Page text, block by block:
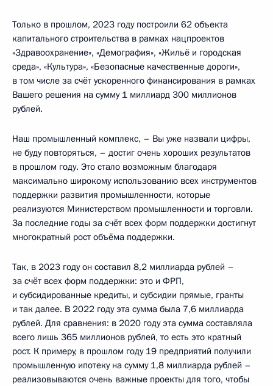
Только в прошлом, 2023 году построили 62 объекта
капитального строительства в рамках нацпроектов
«Здравоохранение», «Демография», «Жильё и городская
среда», «Культура», «Безопасные качественные дороги»,
в том числе за счёт ускоренного финансирования в рамках
Вашего решения на сумму 1 миллиард 300 миллионов
рублей.
Наш промышленный комплекс, – Вы уже назвали цифры,
не буду повторяться, – достиг очень хороших результатов
в прошлом году. Это стало возможным благодаря
максимально широкому использованию всех инструментов
поддержки развития промышленности, которые
реализуются Министерством промышленности и торговли.
За последние годы за счёт всех форм поддержки достигнут
многократный рост объёма поддержки.
Так, в 2023 году он составил 8,2 миллиарда рублей –
за счёт всех форм поддержки: это и ФРП,
и субсидированные кредиты, и субсидии прямые, гранты
и так далее. В 2022 году эта сумма была 7,6 миллиарда
рублей. Для сравнения: в 2020 году эта сумма составляла
всего лишь 365 миллионов рублей, то есть это кратный
рост. К примеру, в прошлом году 19 предприятий получили
промышленную ипотеку на сумму 1,8 миллиарда рублей –
реализовываются очень важные проекты для того, чтобы